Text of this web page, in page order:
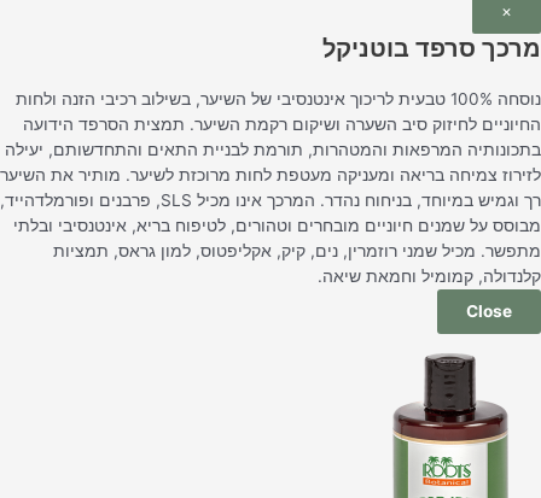
×
מרכך סרפד בוטניקל
נוסחה 100% טבעית לריכוך אינטנסיבי של השיער, בשילוב רכיבי הזנה ולחות
החיוניים לחיזוק סיב השערה ושיקום רקמת השיער. תמצית הסרפד הידועה
בתכונותיה המרפאות והמטהרות, תורמת לבניית התאים והתחדשותם, יעילה
לזירוז צמיחה בריאה ומעניקה מעטפת לחות מרוכזת לשיער. מותיר את השיער
רך וגמיש במיוחד, בניחוח נהדר. המרכך אינו מכיל SLS, פרבנים ופורמלדהייד,
מבוסס על שמנים חיוניים מובחרים וטהורים, לטיפוח בריא, אינטנסיבי ובלתי
מתפשר. מכיל שמני רוזמרין, נים, קיק, אקליפטוס, למון גראס, תמציות
קלנדולה, קמומיל וחמאת שיאה.
Close